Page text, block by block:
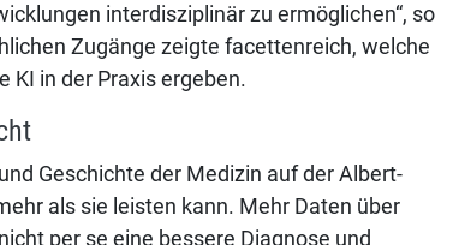
interdisziplinär zu ermöglichen“, so
Zugänge zeigte facettenreich, welche
KI in der Praxis ergeben.
Geschichte der Medizin auf der Albert-
als sie leisten kann. Mehr Daten über
per se eine bessere Diagnose und